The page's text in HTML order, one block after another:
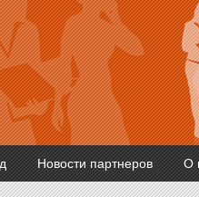
Новости партнеров О